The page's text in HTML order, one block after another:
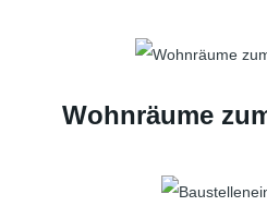
Wohnräume